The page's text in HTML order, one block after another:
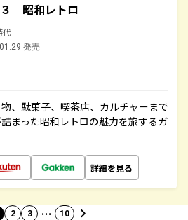
昭和レトロ
代
発売
、駄菓子、喫茶店、カルチャーまで
まった昭和レトロの魅力を旅するガ
詳細を見る
2 3 … 10